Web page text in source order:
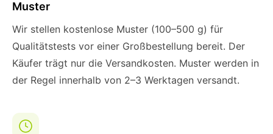
Muster
Wir stellen kostenlose Muster (100–500 g) für
Qualitätstests vor einer Großbestellung bereit. Der
Käufer trägt nur die Versandkosten. Muster werden in
der Regel innerhalb von 2–3 Werktagen versandt.